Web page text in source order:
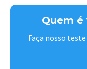
Quem é
Faça nosso